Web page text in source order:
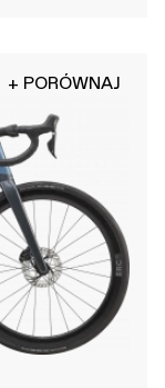
+ PORÓWNAJ